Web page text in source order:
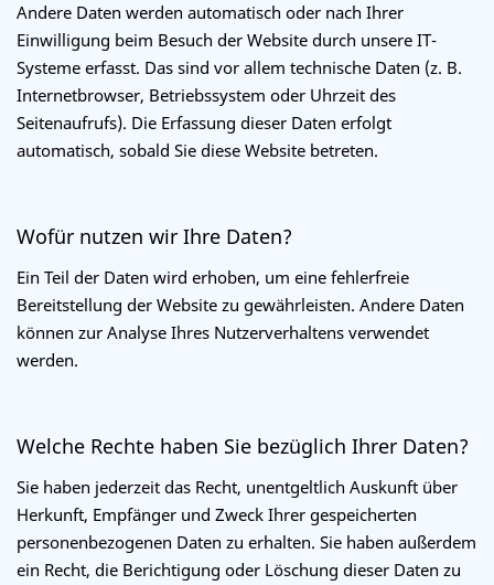
Andere Daten werden automatisch oder nach Ihrer
Einwilligung beim Besuch der Website durch unsere IT-
Systeme erfasst. Das sind vor allem technische Daten (z. B.
Internetbrowser, Betriebssystem oder Uhrzeit des
Seitenaufrufs). Die Erfassung dieser Daten erfolgt
automatisch, sobald Sie diese Website betreten.
Wofür nutzen wir Ihre Daten?
Ein Teil der Daten wird erhoben, um eine fehlerfreie
Bereitstellung der Website zu gewährleisten. Andere Daten
können zur Analyse Ihres Nutzerverhaltens verwendet
werden.
Welche Rechte haben Sie bezüglich Ihrer Daten?
Sie haben jederzeit das Recht, unentgeltlich Auskunft über
Herkunft, Empfänger und Zweck Ihrer gespeicherten
personenbezogenen Daten zu erhalten. Sie haben außerdem
ein Recht, die Berichtigung oder Löschung dieser Daten zu